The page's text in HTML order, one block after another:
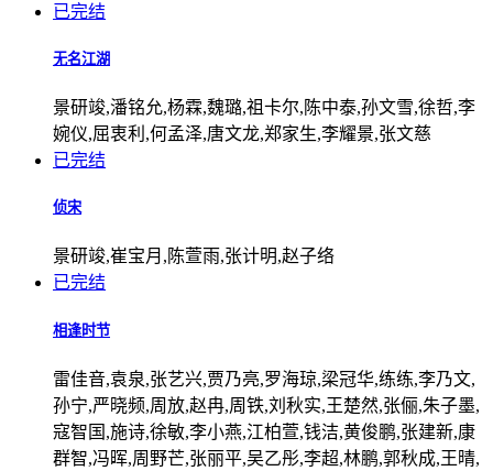
已完结
无名江湖
景研竣,潘铭允,杨霖,魏璐,祖卡尔,陈中泰,孙文雪,徐哲,李
婉仪,屈衷利,何孟泽,唐文龙,郑家生,李耀景,张文慈
已完结
侦宋
景研竣,崔宝月,陈萱雨,张计明,赵子络
已完结
相逢时节
雷佳音,袁泉,张艺兴,贾乃亮,罗海琼,梁冠华,练练,李乃文,
孙宁,严晓频,周放,赵冉,周铁,刘秋实,王楚然,张俪,朱子墨,
寇智国,施诗,徐敏,李小燕,江柏萱,钱洁,黄俊鹏,张建新,康
群智,冯晖,周野芒,张丽平,吴乙彤,李超,林鹏,郭秋成,王晴,